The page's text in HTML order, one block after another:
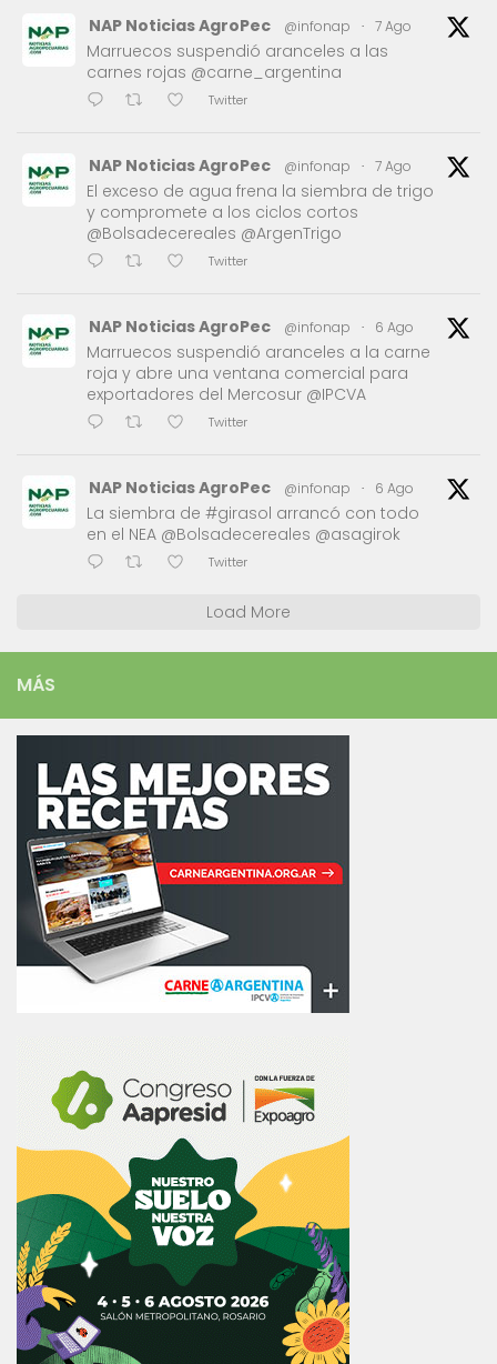
NAP Noticias AgroPec @infonap · 7 Ago
Marruecos suspendió aranceles a las
carnes rojas @carne_argentina
Twitter
NAP Noticias AgroPec @infonap · 7 Ago
El exceso de agua frena la siembra de trigo
y compromete a los ciclos cortos
@Bolsadecereales @ArgenTrigo
Twitter
NAP Noticias AgroPec @infonap · 6 Ago
Marruecos suspendió aranceles a la carne
roja y abre una ventana comercial para
exportadores del Mercosur @IPCVA
Twitter
NAP Noticias AgroPec @infonap · 6 Ago
La siembra de #girasol arrancó con todo
en el NEA @Bolsadecereales @asagirok
Twitter
Load More
MÁS